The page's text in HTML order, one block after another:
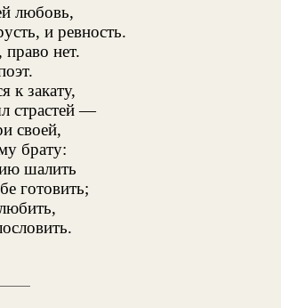
любовь,
и ревность.
нет.
к закату,
страстей —
своей,
брату:
шалить
готовить;